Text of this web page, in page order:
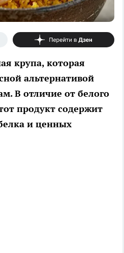
крупа, которая
альтернативой
В отличие от белого
продукт содержит
и ценных